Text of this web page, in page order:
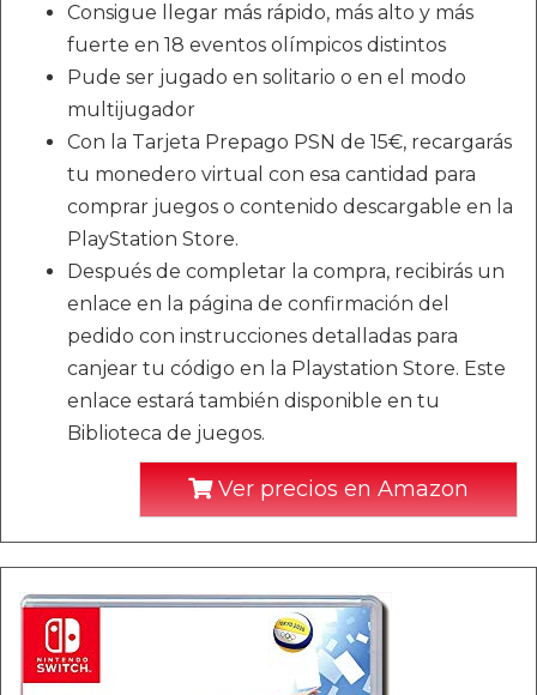
Consigue llegar más rápido, más alto y más
fuerte en 18 eventos olímpicos distintos
Pude ser jugado en solitario o en el modo
multijugador
Con la Tarjeta Prepago PSN de 15€, recargarás
tu monedero virtual con esa cantidad para
comprar juegos o contenido descargable en la
PlayStation Store.
Después de completar la compra, recibirás un
enlace en la página de confirmación del
pedido con instrucciones detalladas para
canjear tu código en la Playstation Store. Este
enlace estará también disponible en tu
Biblioteca de juegos.
Ver precios en Amazon